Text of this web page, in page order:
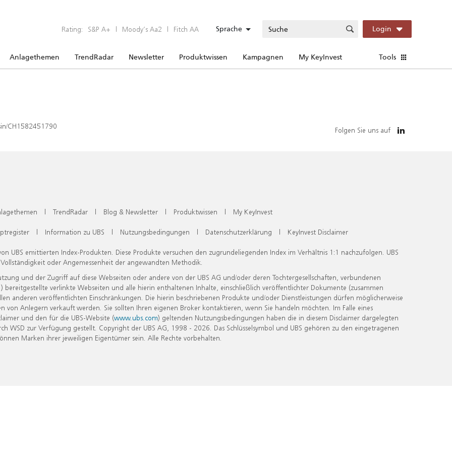
Rating: S&P A+ | Moody’s Aa2 | Fitch AA Sprache Login
Anlagethemen TrendRadar Newsletter Produktwissen Kampagnen My KeyInvest Tools
CH1582451790 Folgen Sie uns auf
| TrendRadar | Blog & Newsletter | Produktwissen | My KeyInvest
| Information zu UBS | Nutzungsbedingungen | Datenschutzerklärung | KeyInvest Disclaimer
UBS emittierten Index-Produkten. Diese Produkte versuchen den zugrundeliegenden Index im Verhältnis 1:1 nachzufolgen. UBS
oder Angemessenheit der angewandten Methodik.
und der Zugriff auf diese Webseiten oder andere von der UBS AG und/oder deren Tochtergesellschaften, verbundenen
verlinkte Webseiten und alle hierin enthaltenen Inhalte, einschließlich veröffentlichter Dokumente (zusammen
anderen veröffentlichten Einschränkungen. Die hierin beschriebenen Produkte und/oder Dienstleistungen dürfen möglicherweise
Anlegern verkauft werden. Sie sollten Ihren eigenen Broker kontaktieren, wenn Sie handeln möchten. Im Falle eines
und den für die UBS-Website (www.ubs.com) geltenden Nutzungsbedingungen haben die in diesem Disclaimer dargelegten
zur Verfügung gestellt. Copyright der UBS AG, 1998 - 2026. Das Schlüsselsymbol und UBS gehören zu den eingetragenen
Marken ihrer jeweiligen Eigentümer sein. Alle Rechte vorbehalten.